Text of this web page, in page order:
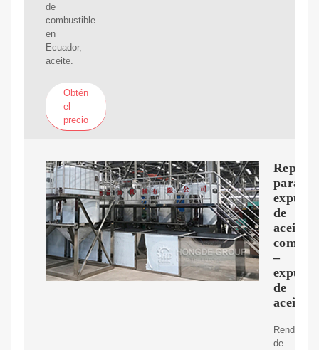
de
combustible
en
Ecuador,
aceite.
Obtén
el
precio
para
de
aceite
–
de
aceite
de